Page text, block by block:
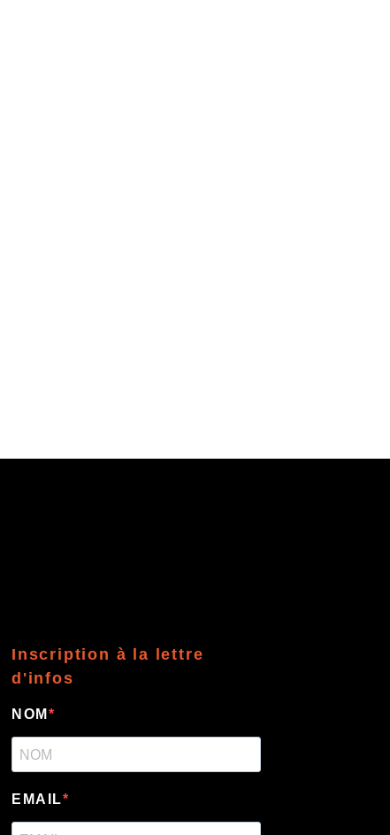
Inscription à la lettre
d'infos
NOM
EMAIL